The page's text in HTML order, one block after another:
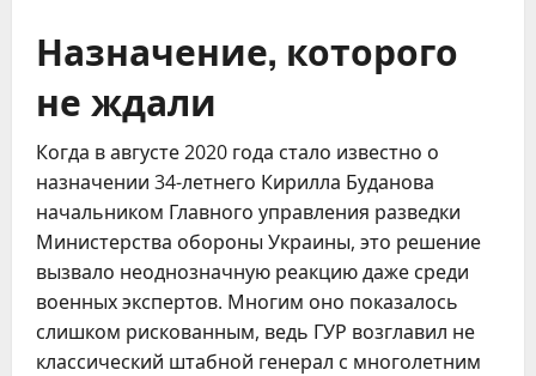
Назначение, которого
не ждали
Когда в августе 2020 года стало известно о
назначении 34-летнего Кирилла Буданова
начальником Главного управления разведки
Министерства обороны Украины, это решение
вызвало неоднозначную реакцию даже среди
военных экспертов. Многим оно показалось
слишком рискованным, ведь ГУР возглавил не
классический штабной генерал с многолетним